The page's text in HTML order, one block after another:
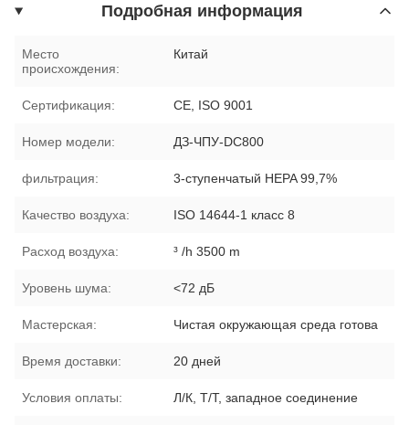
Подробная информация
Место
происхождения:
Китай
Сертификация: CE, ISO 9001
Номер модели: ДЗ-ЧПУ-DC800
фильтрация: 3-ступенчатый HEPA 99,7%
Качество воздуха: ISO 14644-1 класс 8
Расход воздуха: ³ /h 3500 m
Уровень шума: <72 дБ
Мастерская: Чистая окружающая среда готова
Время доставки: 20 дней
Условия оплаты: Л/К, Т/Т, западное соединение